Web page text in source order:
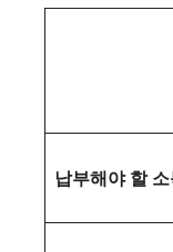
납부해야 할